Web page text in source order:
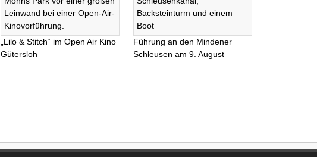
„Lilo & Stitch“ im Open Air Kino
Gütersloh
Führung an den Mindener
Schleusen am 9. August